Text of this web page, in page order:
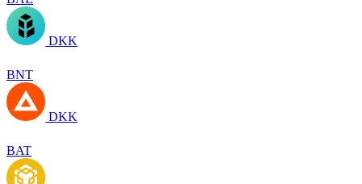
DKK
BNT
DKK
BAT